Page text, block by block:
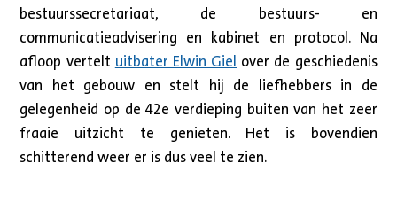
bestuurssecretariaat, de bestuurs- en
communicatieadvisering en kabinet en protocol. Na
afloop vertelt uitbater Elwin Giel over de geschiedenis
van het gebouw en stelt hij de liefhebbers in de
gelegenheid op de 42e verdieping buiten van het zeer
fraaie uitzicht te genieten. Het is bovendien
schitterend weer er is dus veel te zien.